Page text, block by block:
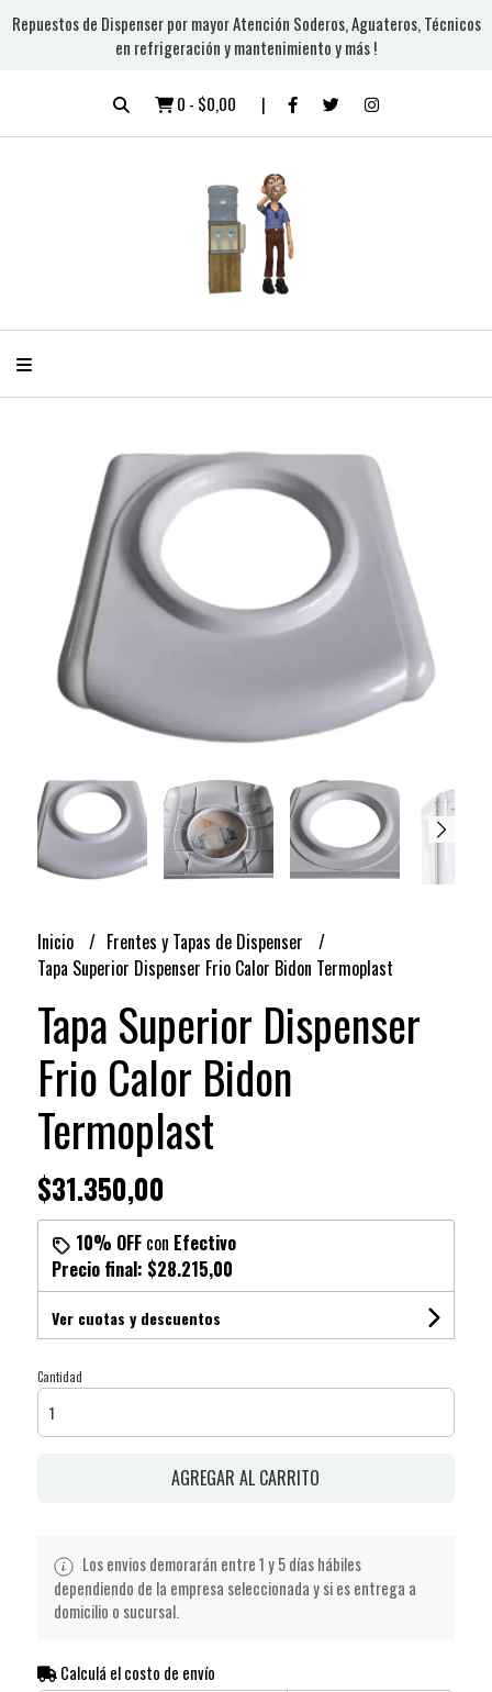
Repuestos de Dispenser por mayor Atención Soderos, Aguateros, Técnicos
en refrigeración y mantenimiento y más !
0 - $0,00
Inicio
Frentes y Tapas de Dispenser
Tapa Superior Dispenser Frio Calor Bidon Termoplast
Tapa Superior Dispenser
Frio Calor Bidon
Termoplast
$31.350,00
10% OFFcon Efectivo
Precio final: $28.215,00
Ver cuotas y descuentos
Cantidad
AGREGAR AL CARRITO
Los envios demorarán entre 1 y 5 días hábiles
dependiendo de la empresa seleccionada y si es entrega a
domicilio o sucursal.
Calculá el costo de envío